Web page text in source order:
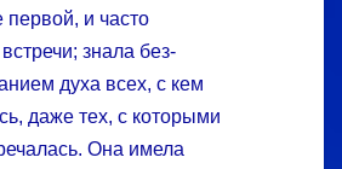
первой, и часто
знала без­
духа всех, с кем
даже тех, с которыми
Она имела